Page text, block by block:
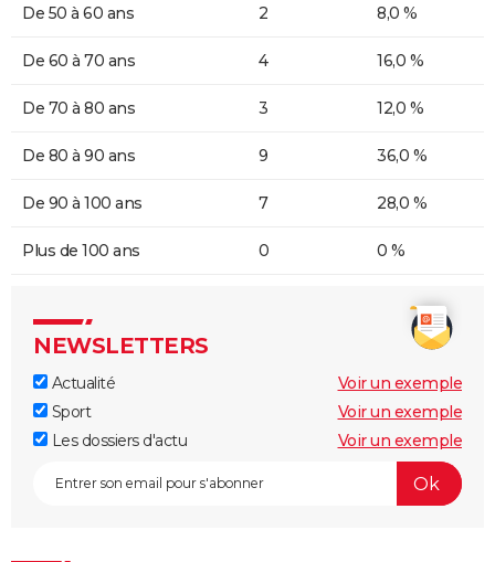
De 50 à 60 ans 2 8,0 %
De 60 à 70 ans 4 16,0 %
De 70 à 80 ans 3 12,0 %
De 80 à 90 ans 9 36,0 %
De 90 à 100 ans 7 28,0 %
Plus de 100 ans 0 0 %
NEWSLETTERS
Actualité
Voir un exemple
Sport
Voir un exemple
Les dossiers d'actu
Voir un exemple